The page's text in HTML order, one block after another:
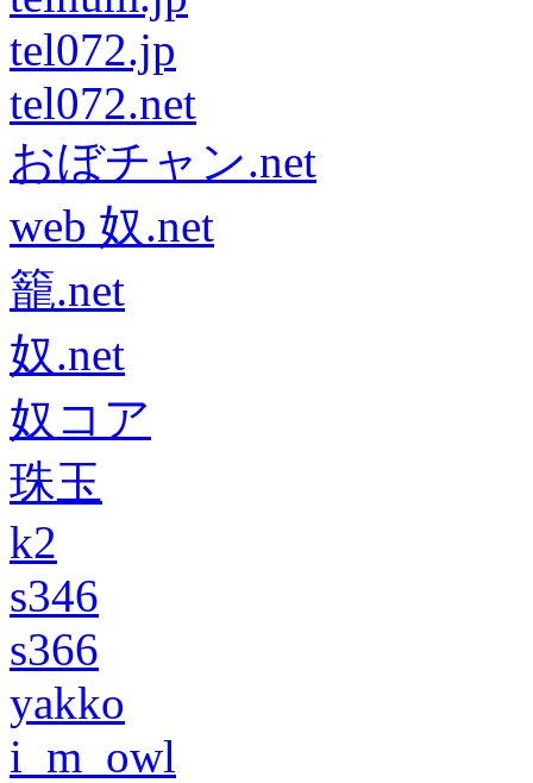
tel072.jp
tel072.net
おぼチャン.net
web 奴.net
籠.net
奴.net
奴コア
珠玉
k2
s346
s366
yakko
i_m_owl